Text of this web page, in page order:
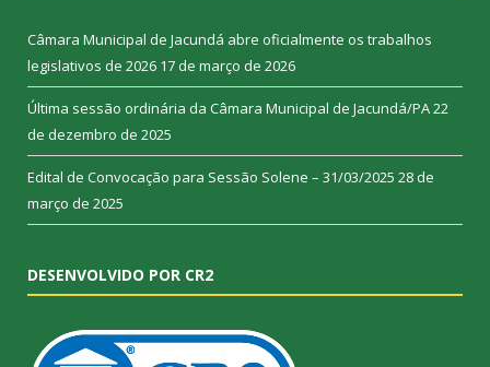
Câmara Municipal de Jacundá abre oficialmente os trabalhos
legislativos de 2026 17 de março de 2026
Última sessão ordinária da Câmara Municipal de Jacundá/PA22
de dezembro de 2025
Edital de Convocação para Sessão Solene – 31/03/2025 28 de
março de 2025
DESENVOLVIDO POR CR2